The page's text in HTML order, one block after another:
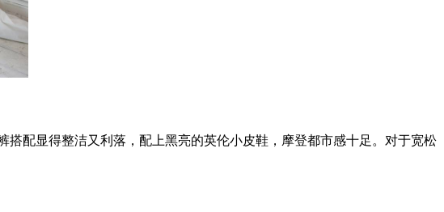
配显得整洁又利落，配上黑亮的英伦小皮鞋，摩登都市感十足。对于宽松